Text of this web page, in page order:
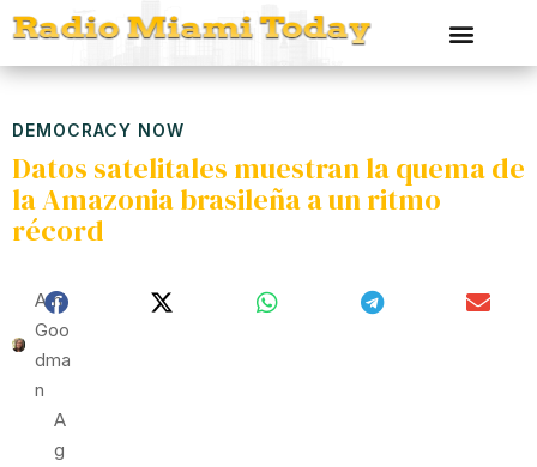
DEMOCRACY NOW
Datos satelitales muestran la quema de
la Amazonia brasileña a un ritmo
récord
Ami
Goo
Dma
N
A
G